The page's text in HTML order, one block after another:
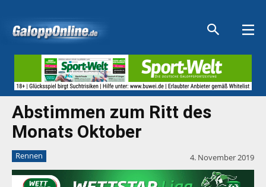
Abstimmen zum Ritt des
Monats Oktober
Rennen 4. November 2019